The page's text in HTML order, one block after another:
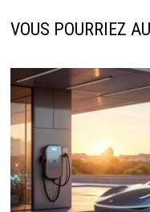
VOUS POURRIEZ